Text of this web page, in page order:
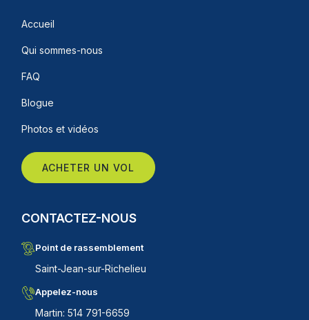
Accueil
Qui sommes-nous
FAQ
Blogue
Photos et vidéos
ACHETER UN VOL
CONTACTEZ-NOUS
Point de rassemblement
Saint-Jean-sur-Richelieu
Appelez-nous
Martin: 514 791-6659